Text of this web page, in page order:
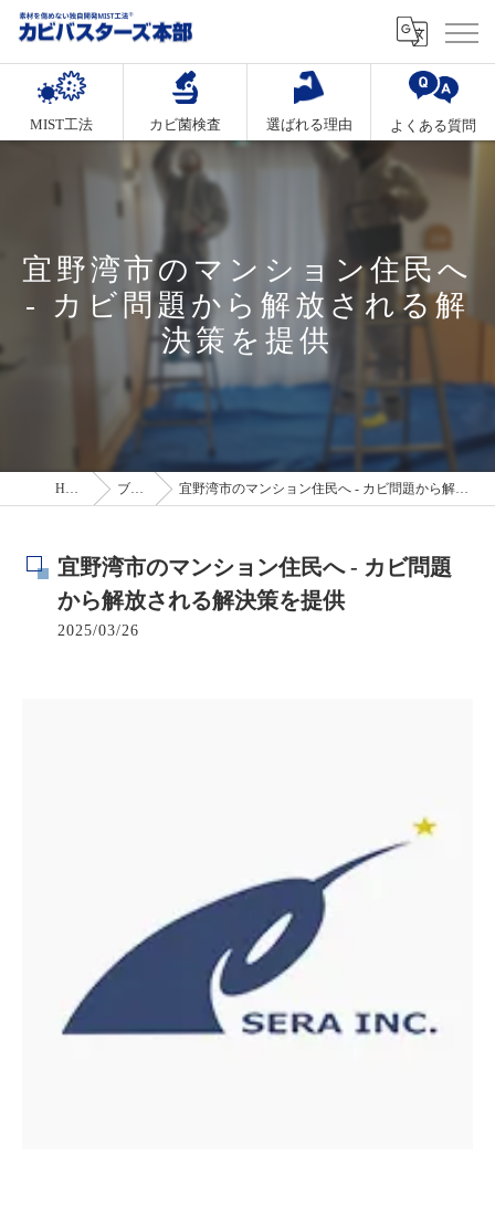
MIST工法 カビ菌検査 選ばれる理由 よくある質問
宜野湾市のマンション住民へ
- カビ問題から解放される解
決策を提供
HOME ブログ 宜野湾市のマンション住民へ - カビ問題から解放される解決策を提供
宜野湾市のマンション住民へ - カビ問題
から解放される解決策を提供
2025/03/26